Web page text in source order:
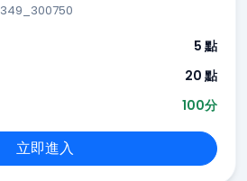
5 點
20 點
100分
立即進入